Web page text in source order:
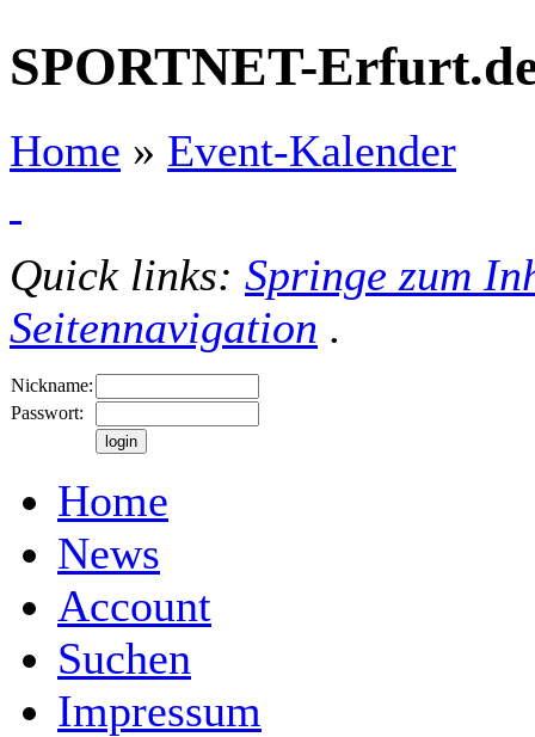
SPORTNET-
Home » Event-Kalender
Quick links: Springe zum
Seitennavigation .
Nickname:
Passwort:
Home
News
Account
Suchen
Impressum